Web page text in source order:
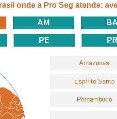
onde a Pro Seg atende:
AM BA
PE PR
Amazonas
Espírito Santo
Pernambuco